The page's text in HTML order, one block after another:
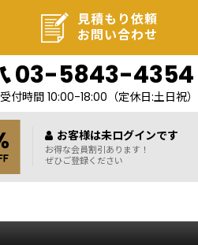
見積もり依頼
お問い合わせ
03-5843-4354
受付時間 10:00-18:00 （定休日:土日祝）
お客様は未ログインです
お得な会員割引あります！
ぜひご登録ください